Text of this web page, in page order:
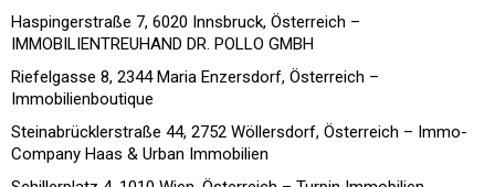
Haspingerstraße 7, 6020 Innsbruck, Österreich –
IMMOBILIENTREUHAND DR. POLLO GMBH
Riefelgasse 8, 2344 Maria Enzersdorf, Österreich –
Immobilienboutique
Steinabrücklerstraße 44, 2752 Wöllersdorf, Österreich – Immo-
Company Haas & Urban Immobilien